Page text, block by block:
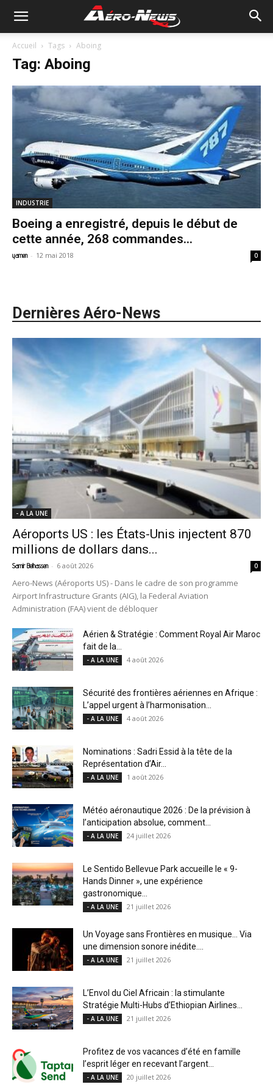
Accueil Tags Aboing
Tag: Aboing
INDUSTRIE
Boeing a enregistré, depuis le début de
cette année, 268 commandes...
yamen - 12 mai 2018 0
Dernières Aéro-News
- A LA UNE
Aéroports US : les États-Unis injectent 870
millions de dollars dans...
Samir Belhassen - 6 août 2026 0
Aero-News (Aéroports US) - Dans le cadre de son programme
Airport Infrastructure Grants (AIG), la Federal Aviation
Administration (FAA) vient de débloquer
Aérien & Stratégie : Comment Royal Air Maroc
fait de la...
- A LA UNE 4 août 2026
Sécurité des frontières aériennes en Afrique :
L’appel urgent à l’harmonisation...
- A LA UNE 4 août 2026
Nominations : Sadri Essid à la tête de la
Représentation d’Air...
- A LA UNE 1 août 2026
Météo aéronautique 2026 : De la prévision à
l’anticipation absolue, comment...
- A LA UNE 24 juillet 2026
Le Sentido Bellevue Park accueille le « 9-
Hands Dinner », une expérience
gastronomique...
- A LA UNE 21 juillet 2026
Un Voyage sans Frontières en musique… Via
une dimension sonore inédite....
- A LA UNE 21 juillet 2026
L’Envol du Ciel Africain : la stimulante
Stratégie Multi-Hubs d’Ethiopian Airlines...
- A LA UNE 21 juillet 2026
Profitez de vos vacances d’été en famille
l’esprit léger en recevant l’argent...
- A LA UNE 20 juillet 2026